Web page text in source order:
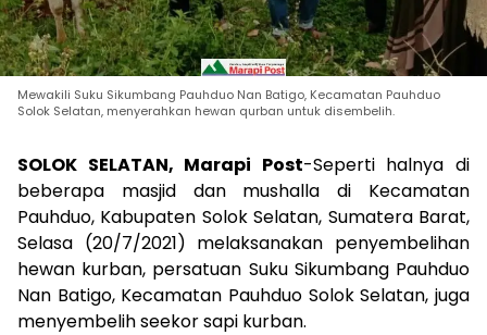
Mewakili Suku Sikumbang Pauhduo Nan Batigo, Kecamatan Pauhduo
Solok Selatan, menyerahkan hewan qurban untuk disembelih.
SOLOK SELATAN, Marapi Post-Seperti halnya di
beberapa masjid dan mushalla di Kecamatan
Pauhduo, Kabupaten Solok Selatan, Sumatera Barat,
Selasa (20/7/2021) melaksanakan penyembelihan
hewan kurban, persatuan Suku Sikumbang Pauhduo
Nan Batigo, Kecamatan Pauhduo Solok Selatan, juga
menyembelih seekor sapi kurban.